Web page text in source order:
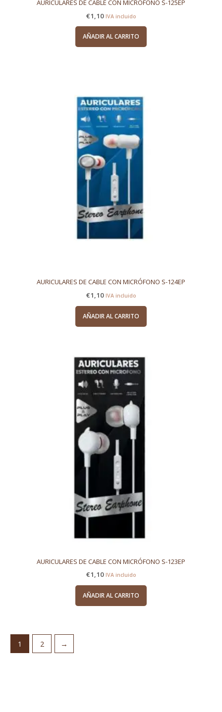
AURICULARES DE CABLE CON MICRÓFONO S-125EP
€1,10 IVA incluido
AÑADIR AL CARRITO
AURICULARES DE CABLE CON MICRÓFONO S-124EP
€1,10 IVA incluido
AÑADIR AL CARRITO
AURICULARES DE CABLE CON MICRÓFONO S-123EP
€1,10 IVA incluido
AÑADIR AL CARRITO
1 2 →